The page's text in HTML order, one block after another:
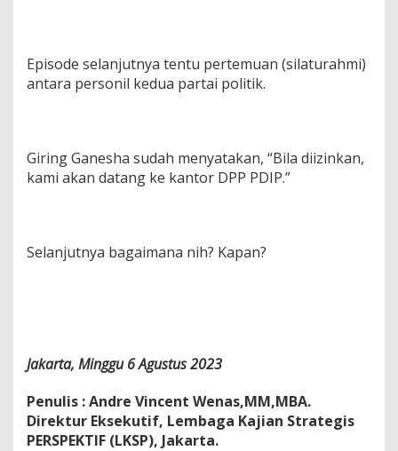
Episode selanjutnya tentu pertemuan (silaturahmi)
antara personil kedua partai politik.
Giring Ganesha sudah menyatakan, “Bila diizinkan,
kami akan datang ke kantor DPP PDIP.”
Selanjutnya bagaimana nih? Kapan?
Jakarta, Minggu 6 Agustus 2023
Penulis : Andre Vincent Wenas,MM,MBA.
Direktur Eksekutif, Lembaga Kajian Strategis
PERSPEKTIF (LKSP), Jakarta.